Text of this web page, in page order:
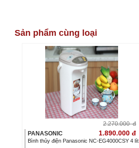
Sản phẩm cùng loại
2.270.000 đ
PANASONIC
1.890.000 đ
Bình thủy điện Panasonic NC-EG4000CSY 4 lít